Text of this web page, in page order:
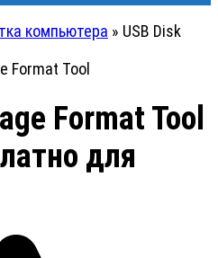
компьютера » USB Disk
Format Tool
для